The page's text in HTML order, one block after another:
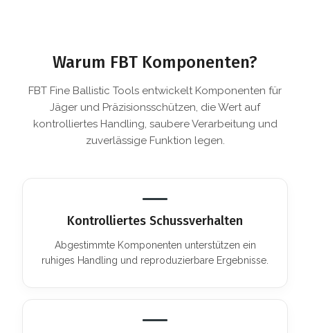
Warum FBT Komponenten?
FBT Fine Ballistic Tools entwickelt Komponenten für
Jäger und Präzisionsschützen, die Wert auf
kontrolliertes Handling, saubere Verarbeitung und
zuverlässige Funktion legen.
Kontrolliertes Schussverhalten
Abgestimmte Komponenten unterstützen ein
ruhiges Handling und reproduzierbare Ergebnisse.